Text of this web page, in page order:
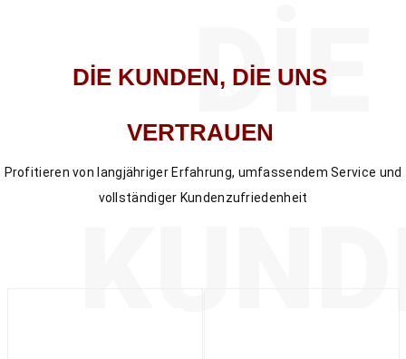
DİE
DİE KUNDEN, DİE UNS
VERTRAUEN
Profitieren von langjähriger Erfahrung, umfassendem Service und
vollständiger Kundenzufriedenheit